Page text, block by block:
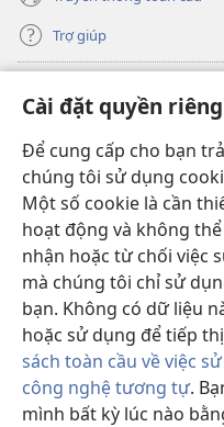
Cài đặt quyền
Để cung cấp cho bạn
chúng tôi sử dụng
Một số cookie là cần
hoạt động và không
nhận hoặc từ chối việc
mà chúng tôi chỉ sử
bạn. Không có dữ liệu
hoặc sử dụng để tiếp
sách toàn cầu về việc
công nghệ tương tự.
mình bất kỳ lúc nào
Trợ giúp
(mở
cửa
sổ
mới)
THƯ VIỆN TRỰC TUYẾN
(mở
cửa
sổ
mới)
JW Hub ®
(mở
cửa
sổ
mới)
JW Library
Thư viện Tháp Canh
Copyright© 2026 Watch Tower